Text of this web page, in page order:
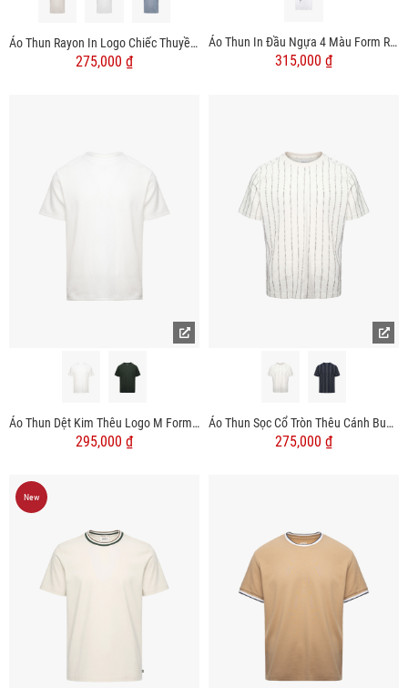
Áo Thun Rayon In Logo Chiếc Thuyền Form Slimfit AT190
275,000 ₫
Áo Thun In Đầu Ngựa 4 Màu Form Relax AT184
315,000 ₫
Áo Thun Dệt Kim Thêu Logo M Form Regular AT181
295,000 ₫
Áo Thun Sọc Cổ Tròn Thêu Cánh Buồm Form Regular AT192
275,000 ₫
New